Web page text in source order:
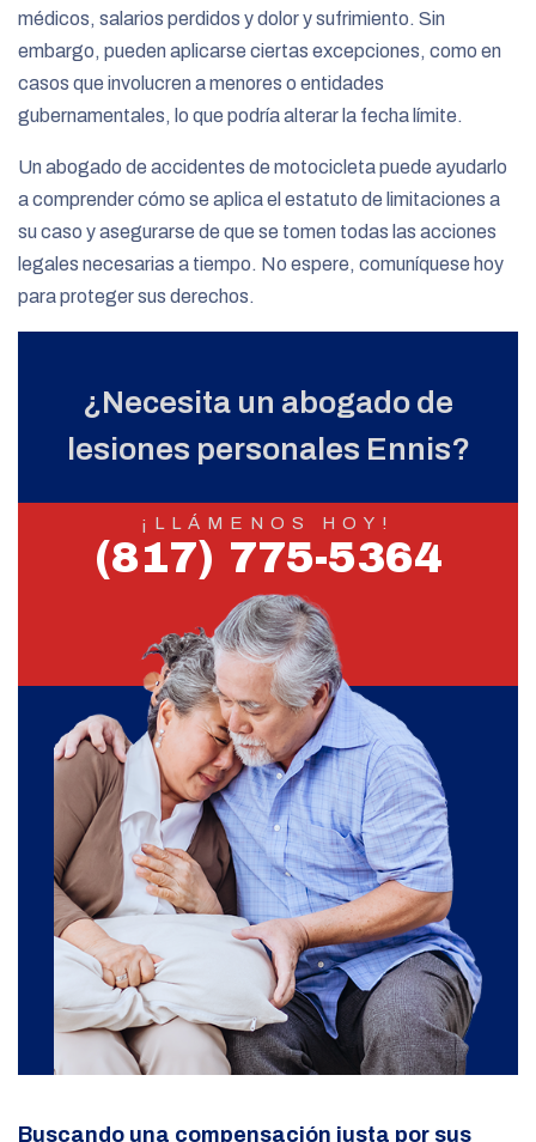
médicos, salarios perdidos y dolor y sufrimiento. Sin
embargo, pueden aplicarse ciertas excepciones, como en
casos que involucren a menores o entidades
gubernamentales, lo que podría alterar la fecha límite.
Un abogado de accidentes de motocicleta puede ayudarlo
a comprender cómo se aplica el estatuto de limitaciones a
su caso y asegurarse de que se tomen todas las acciones
legales necesarias a tiempo. No espere, comuníquese hoy
para proteger sus derechos.
¿Necesita un abogado de
lesiones personales Ennis?
¡LLÁMENOS HOY!
(817) 775-5364
Buscando una compensación justa por sus